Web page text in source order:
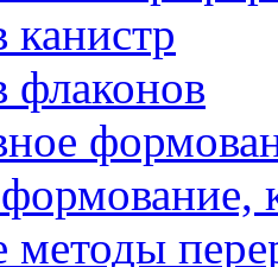
методы